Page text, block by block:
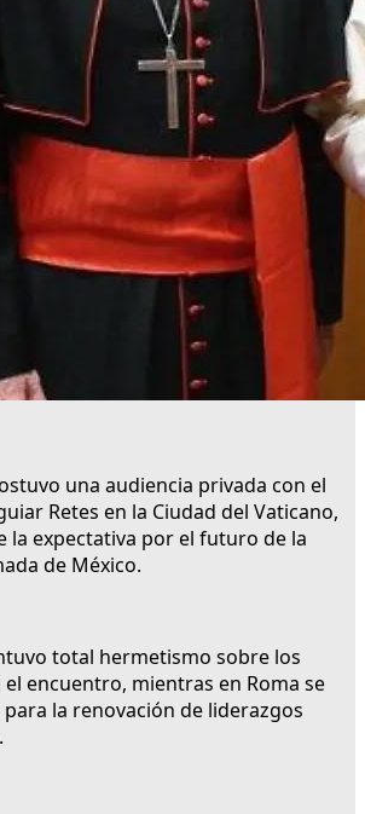
una audiencia privada con el
Retes en la Ciudad del Vaticano,
la expectativa por el futuro de la
de México.
total hermetismo sobre los
encuentro, mientras en Roma se
la renovación de liderazgos